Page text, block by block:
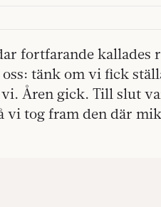
fortfarande kallades
tänk om vi fick
Åren gick. Till slut
vi tog fram den där